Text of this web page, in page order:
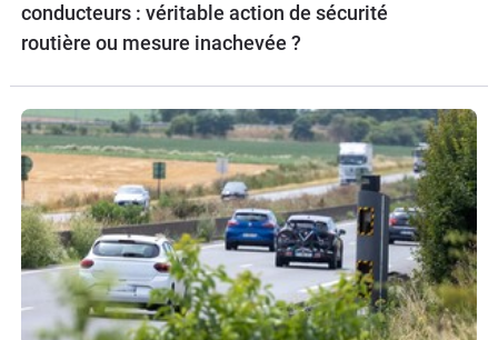
conducteurs : véritable action de sécurité
routière ou mesure inachevée ?